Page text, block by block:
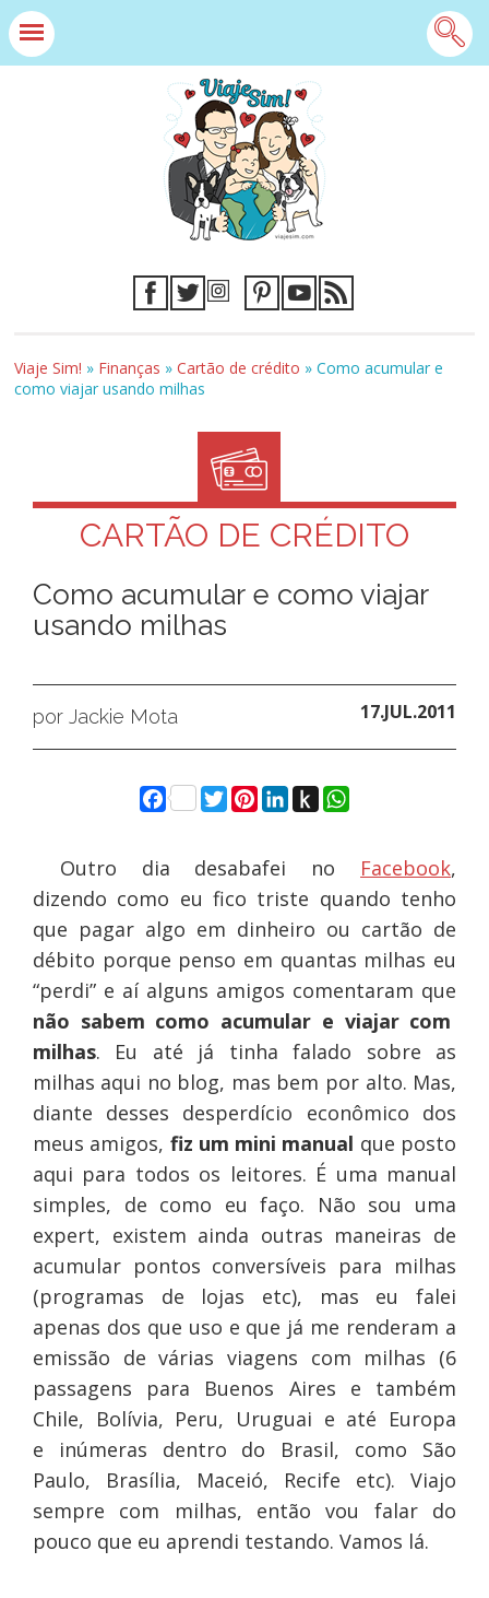
Viaje Sim! » Finanças »Cartão de crédito »Como acumular e
como viajar usando milhas
CARTÃO DE CRÉDITO
Como acumular e como viajar
usando milhas
por Jackie Mota 17.JUL.2011
Facebook
Twitter
Pinterest
LinkedIn
Push
to
WhatsApp
Outro dia desabafei no Facebook,
dizendo como eu fico triste quando tenho
que pagar algo em dinheiro ou cartão de
débito porque penso em quantas milhas eu
“perdi” e aí alguns amigos comentaram que
não sabem como acumular e viajar com
milhas. Eu até já tinha falado sobre as
milhas aqui no blog, mas bem por alto. Mas,
diante desses desperdício econômico dos
meus amigos, fiz um mini manual que posto
aqui para todos os leitores. É uma manual
simples, de como eu faço. Não sou uma
expert, existem ainda outras maneiras de
acumular pontos conversíveis para milhas
(programas de lojas etc), mas eu falei
apenas dos que uso e que já me renderam a
emissão de várias viagens com milhas (6
passagens para Buenos Aires e também
Chile, Bolívia, Peru, Uruguai e até Europa
e inúmeras dentro do Brasil, como São
Paulo, Brasília, Maceió, Recife etc). Viajo
sempre com milhas, então vou falar do
pouco que eu aprendi testando. Vamos lá.